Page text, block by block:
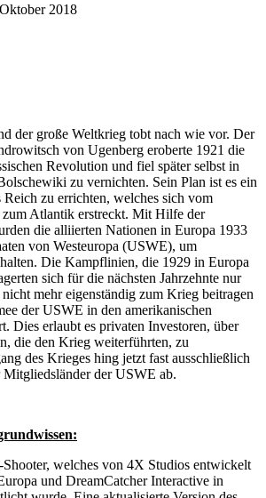
2018
der große Weltkrieg tobt nach wie vor. Der
von Ugenberg eroberte 1921 die
Revolution und fiel später selbst in
zu vernichten. Sein Plan ist es ein
Reich zu errichten, welches sich vom
zum Atlantik erstreckt. Mit Hilfe der
die alliierten Nationen in Europa 1933
von Westeuropa (USWE), um
Die Kampflinien, die 1929 in Europa
sich für die nächsten Jahrzehnte nur
mehr eigenständig zum Krieg beitragen
der USWE in den amerikanischen
Dies erlaubt es privaten Investoren, über
die den Krieg weiterführten, zu
des Krieges hing jetzt fast ausschließlich
der USWE ab.
welches von 4X Studios entwickelt
und DreamCatcher Interactive in